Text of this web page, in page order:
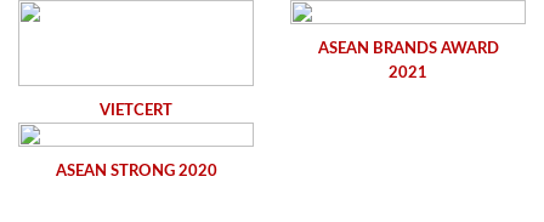
VIETCERT
ASEAN BRANDS AWARD
2021
ASEAN STRONG 2020